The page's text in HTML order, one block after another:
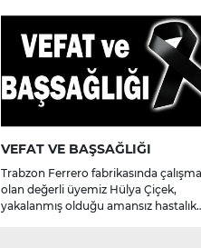
VEFAT VE BAŞSAĞLIĞI
Trabzon Ferrero fabrikasında
olan değerli üyemiz Hülya Çiçek,
yakalanmış olduğu amansız hastalık